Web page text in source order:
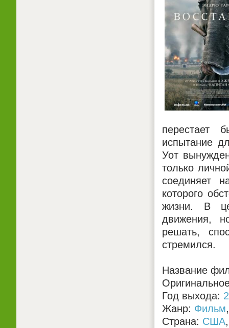
перестает
испытание
Уот
только
соединяет
которого
жизни. В
движения,
решать,
стремился.
Название
Год выхода:
Жанр: Фильм
Страна: США